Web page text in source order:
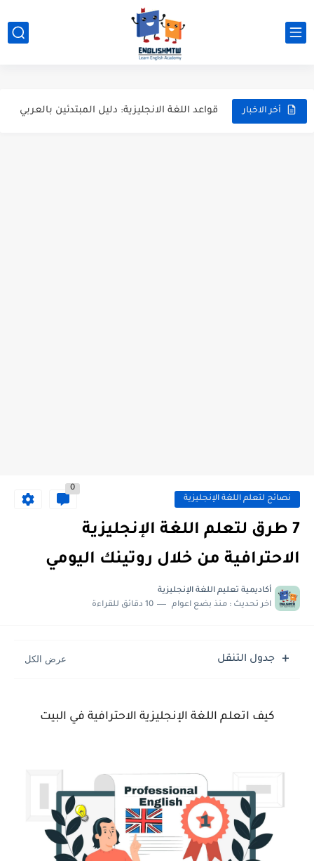
أخر الاخبار
شرح verb to be بالتفصيل مع أمثلة عملية للمبتدئين
قواعد اللغة الانجليزية: دليل المبتدئين بالعربي
نصائح لتعلم اللغة الإنجليزية
0
7 طرق لتعلم اللغة الإنجليزية
الاحترافية من خلال روتينك اليومي
أكاديمية تعليم اللغة الإنجليزية
اخر تحديث : منذ بضع اعوام 10 دقائق للقراءة
جدول التنقل
كيف اتعلم اللغة الإنجليزية الاحترافية في البيت